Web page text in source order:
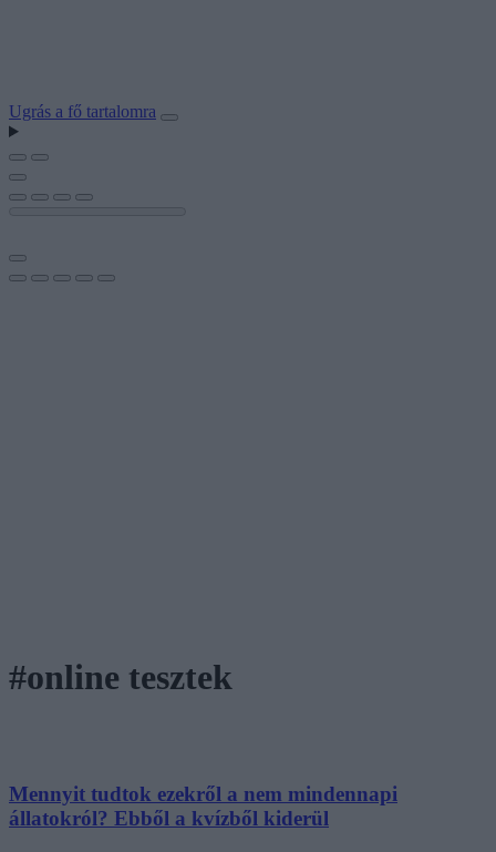
Ugrás a fő tartalomra
#online tesztek
Mennyit tudtok ezekről a nem mindennapi
állatokról? Ebből a kvízből kiderül